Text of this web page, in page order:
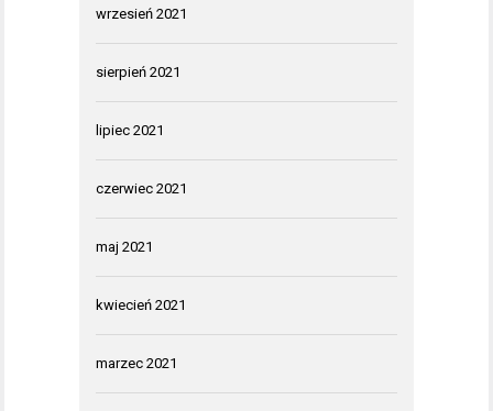
wrzesień 2021
sierpień 2021
lipiec 2021
czerwiec 2021
maj 2021
kwiecień 2021
marzec 2021